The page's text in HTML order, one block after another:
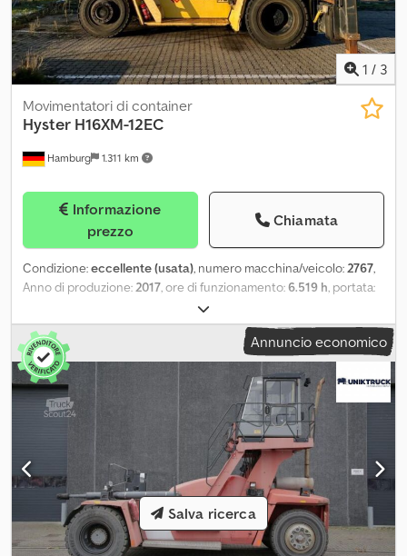
1 / 3
Hamburg 1.311 km
Movimentatori di container
Hyster H16XM-12EC
prezzo
Chiamata
Condizione:eccellente (usata), numero macchina/veicolo:2767,
Anno di produzione:2017, ore di funzionamento:6.519 h, portata:
, altezza di sollevamento:13.850 mm
carico:1.200 mm, dimensione pneumatico anteriore:14.00x24,
misura pneumatico posteriore:
, Tipo di motore: diesel,
costruttore: Hyster Crsdpfx Aew Atxrepysf
Annuncio economico
Salva ricerca